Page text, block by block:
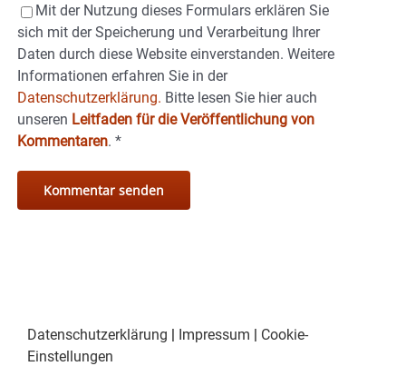
Mit der Nutzung dieses Formulars erklären Sie
sich mit der Speicherung und Verarbeitung Ihrer
Daten durch diese Website einverstanden. Weitere
Informationen erfahren Sie in der
Datenschutzerklärung. Bitte lesen Sie hier auch
unseren Leitfaden für die Veröffentlichung von
Kommentaren. *
Datenschutzerklärung Impressum
Cookie-
Einstellungen